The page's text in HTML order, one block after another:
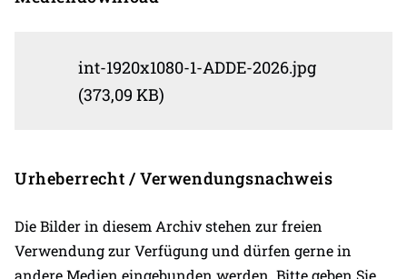
int-1920x1080-1-ADDE-2026.jpg
(373,09 KB)
Urheberrecht / Verwendungsnachweis
Die Bilder in diesem Archiv stehen zur freien
Verwendung zur Verfügung und dürfen gerne in
andere Medien eingebunden werden. Bitte geben Sie